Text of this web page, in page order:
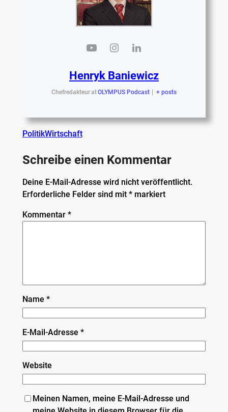
Henryk Baniewicz
ChefredakteuratOLYMPUS Podcast + posts
PolitikWirtschaft
Schreibe einen Kommentar
Deine E-Mail-Adresse wird nicht veröffentlicht.
Erforderliche Felder sind mit *markiert
Kommentar *
Name *
E-Mail-Adresse *
Website
Meinen Namen, meine E-Mail-Adresse und